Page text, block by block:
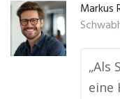
Markus
„Als
eine